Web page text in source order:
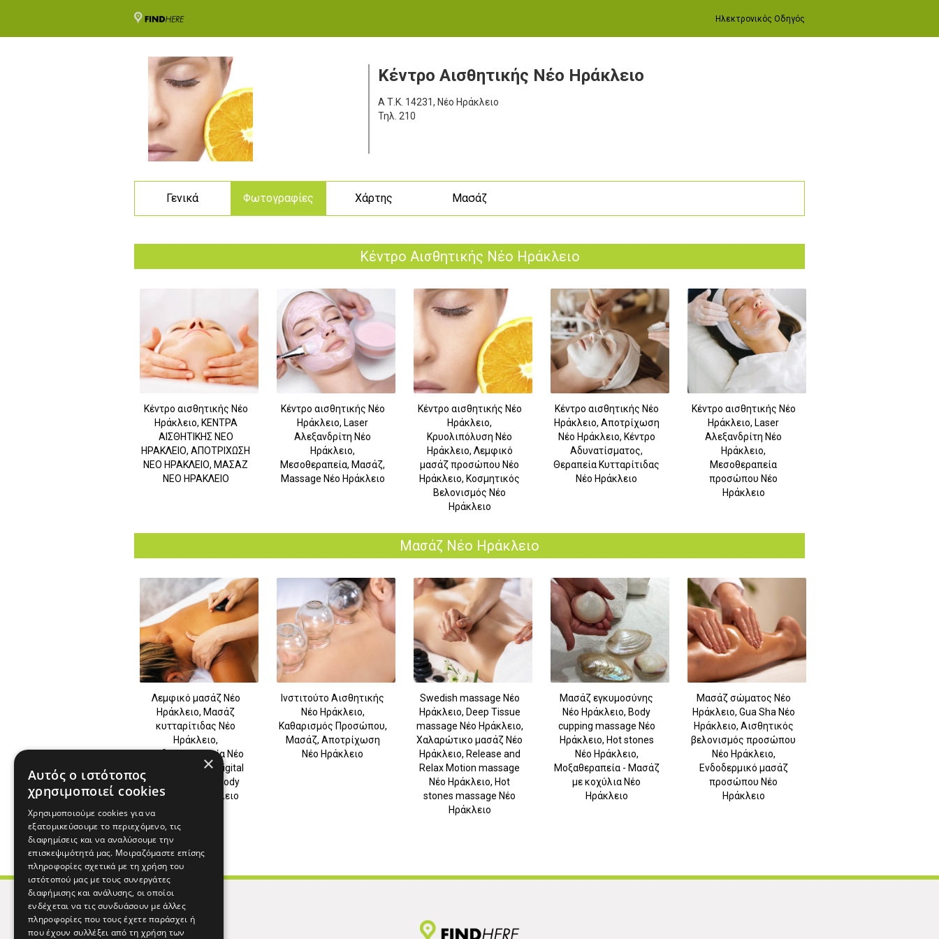
Ηλεκτρονικός Οδηγός
Κέντρο Αισθητικής Νέο Ηράκλειο
Α Τ.Κ. 14231, Νέο Ηράκλειο
Τηλ. 210
Γενικά Φωτογραφίες Χάρτης Μασάζ
Κέντρο Αισθητικής Νέο Ηράκλειο
Κέντρο αισθητικής Νέο
Ηράκλειο, ΚΕΝΤΡΑ
ΑΙΣΘΗΤΙΚΗΣ ΝΕΟ
ΗΡΑΚΛΕΙΟ, ΑΠΟΤΡΙΧΩΣΗ
ΝΕΟ ΗΡΑΚΛΕΙΟ, ΜΑΣΑΖ
ΝΕΟ ΗΡΑΚΛΕΙΟ
Κέντρο αισθητικής Νέο
Ηράκλειο, Laser
Αλεξανδρίτη Νέο
Ηράκλειο,
Μεσοθεραπεία, Μασάζ,
Massage Νέο Ηράκλειο
Κέντρο αισθητικής Νέο
Ηράκλειο,
Κρυολιπόλυση Νέο
Ηράκλειο, Λεμφικό
μασάζ προσώπου Νέο
Ηράκλειο, Κοσμητικός
Βελονισμός Νέο
Ηράκλειο
Κέντρο αισθητικής Νέο
Ηράκλειο, Αποτρίχωση
Νέο Ηράκλειο, Κέντρο
Αδυνατίσματος,
Θεραπεία Κυτταρίτιδας
Νέο Ηράκλειο
Κέντρο αισθητικής Νέο
Ηράκλειο, Laser
Αλεξανδρίτη Νέο
Ηράκλειο,
Μεσοθεραπεία
προσώπου Νέο
Ηράκλειο
Μασάζ Νέο Ηράκλειο
Λεμφικό μασάζ Νέο
Ηράκλειο, Μασάζ
κυτταρίτιδας Νέο
Ηράκλειο,
Μαδεροθεραπεία Νέο
Ηράκλειο, SPM digital
Νέο Ηράκλειο, Body
Wrap Νέο Ηράκλειο
Ινστιτούτο Αισθητικής
Νέο Ηράκλειο,
Καθαρισμός Προσώπου,
Μασάζ, Αποτρίχωση
Νέο Ηράκλειο
Swedish massage Νέο
Ηράκλειο, Deep Tissue
massage Νέο Ηράκλειο,
Χαλαρώτικο μασάζ Νέο
Ηράκλειο, Release and
Relax Motion massage
Νέο Ηράκλειο, Hot
stones massage Νέο
Ηράκλειο
Μασάζ εγκυμοσύνης
Νέο Ηράκλειο, Body
cupping massage Νέο
Ηράκλειο, Hot stones
Νέο Ηράκλειο,
Μοξαθεραπεία - Μασάζ
με κοχύλια Νέο
Ηράκλειο
Μασάζ σώματος Νέο
Ηράκλειο, Gua Sha Νέο
Ηράκλειο, Αισθητικός
βελονισμός προσώπου
Νέο Ηράκλειο,
Ενδοδερμικό μασάζ
προσώπου Νέο
Ηράκλειο
10
×
Αυτός ο ιστότοπος
χρησιμοποιεί cookies
Χρησιμοποιούμε cookies για να
εξατομικεύσουμε το περιεχόμενο, τις
διαφημίσεις και να αναλύσουμε την
επισκεψιμότητά μας. Μοιραζόμαστε επίσης
πληροφορίες σχετικά με τη χρήση του
ιστότοπού μας με τους συνεργάτες
διαφήμισης και ανάλυσης, οι οποίοι
ενδέχεται να τις συνδυάσουν με άλλες
πληροφορίες που τους έχετε παράσχει ή
που έχουν συλλέξει από τη χρήση των